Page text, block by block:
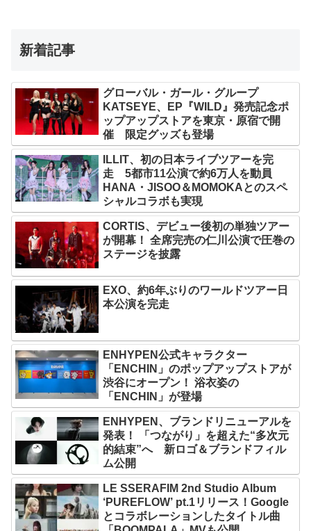
新着記事
グローバル・ガール・グループ
KATSEYE、EP『WILD』発売記念ポ
ップアップストアを東京・原宿で開
催 限定グッズも登場
ILLIT、初の日本ライブツアーを完
走 5都市11公演で約6万人を動員
HANA・JISOO＆MOMOKAとのスペ
シャルコラボも実現
CORTIS、デビュー後初の単独ツアー
が開幕！ 全席完売の仁川公演で圧巻の
ステージを披露
EXO、約6年ぶりのワールドツアー日
本公演を完走
ENHYPEN公式キャラクター
「ENCHIN」のポップアップストアが
渋谷にオープン！ 浴衣姿の
「ENCHIN」が登場
ENHYPEN、ブランドリニューアルを
発表！ 「つながり」を超えた“多次元
的結束”へ 新ロゴ＆ブランドフィル
ム公開
LE SSERAFIM 2nd Studio Album
‘PUREFLOW’ pt.1リリース！Google
とコラボレーションしたタイトル曲